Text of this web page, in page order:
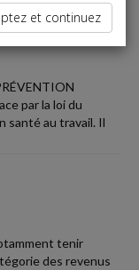
par la loi du
santé au travail. Il
tenir
des revenus
et continuez